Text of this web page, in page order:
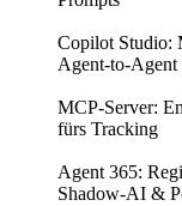
Copilot Studio:
Agent‑to‑Agent
MCP‑Server:
fürs Tracking
Agent 365:
Shadow‑AI &